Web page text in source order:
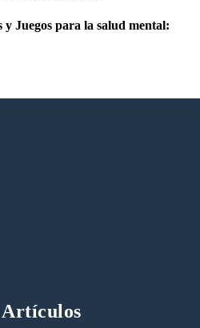
y Juegos para la salud mental: